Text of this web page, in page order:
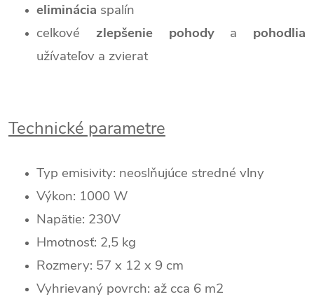
eliminácia spalín
celkové zlepšenie pohodya pohodlia
užívateľov a zvierat
Technické parametre
Typ emisivity: neoslňujúce stredné vlny
Výkon: 1000 W
Napätie: 230V
Hmotnosť: 2,5 kg
Rozmery: 57 x 12 x 9 cm
Vyhrievaný povrch: až cca 6 m2